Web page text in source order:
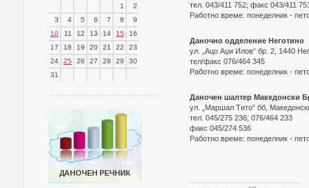
1
2
3
4 5 6 7 8
9
10
11 12 13 14 15
16
17
18 19 20 21 22
23
24
25 26 27 28 29
30
31
тел. 043/411 752; факс 043/411
Работно време: понеделник -
Даночно одделение Неготино
ул. „Ацо Аџи Илов“ бр. 2, 1440
тел/факс 076/464 345
Работно време: понеделник -
Даночен шалтер Македонски
ул. „Маршал Тито“ бб,
тел. 045/275 236; 076/464 233
факс 045/274 536
Работно време: понеделник -